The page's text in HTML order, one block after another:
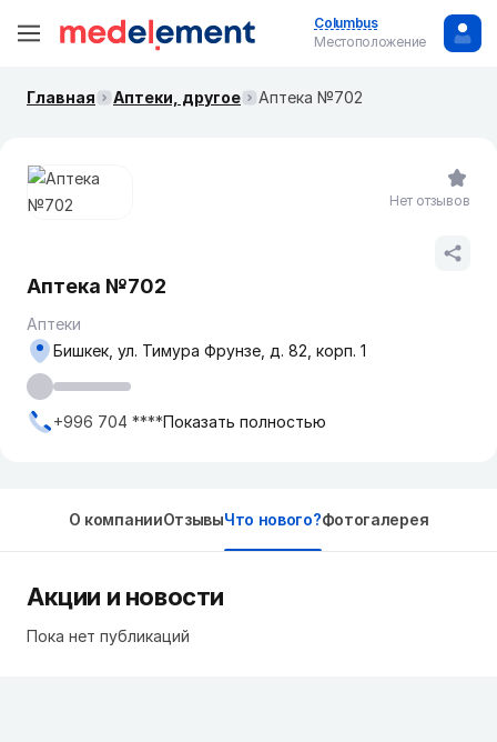
Columbus
Местоположение
Главная Аптеки, другое Аптека №702
Аптека №702
Аптеки
Бишкек, ул. Тимура Фрунзе, д. 82, корп. 1
+996 704 ****Показать полностью
Нет отзывов
О компанииОтзывыЧто нового?Фотогалерея
Акции и новости
Пока нет публикаций